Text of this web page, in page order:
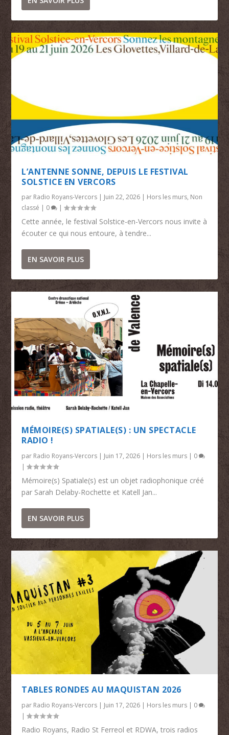
L’ANTENNE SONNE, DEPUIS LE FESTIVAL
SOLSTICE EN VERCORS
par Radio Royans-Vercors | Juin 22, 2026 | Hors les murs, Non
classé | 0 |
Cette année, le festival Solstice-en-Vercors nous invite à
écouter ce qui nous entoure, à tendre...
EN SAVOIR PLUS
MÉMOIRE(S) SPATIALE(S) : UN SPECTACLE
RADIO !
par Radio Royans-Vercors | Juin 17, 2026 | Hors les murs | 0
|
Mémoire(s) Spatiale(s) est un objet radiophonique créé
par Sarah Delaby-Rochette et Katell Jan...
EN SAVOIR PLUS
TABLES RONDES AU MAQUISTAN 2026
par Radio Royans-Vercors | Juin 17, 2026 | Hors les murs | 0
|
Radio Royans, Radio St Ferreol et RDWA, trois radios